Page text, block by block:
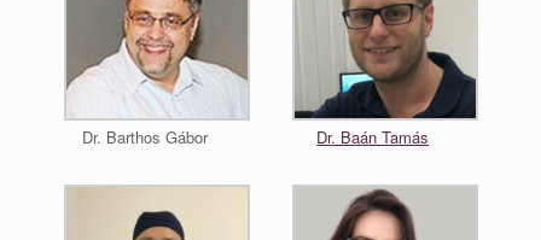
Dr. Barthos Gábor Dr. Baán Tamás